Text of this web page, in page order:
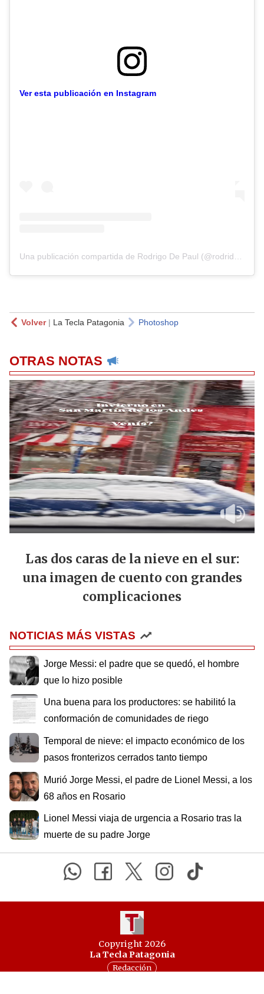
Ver esta publicación en Instagram
Volver| La Tecla Patagonia Photoshop
OTRAS NOTAS
Las dos caras de la nieve en el sur:
una imagen de cuento con grandes
complicaciones
NOTICIAS MÁS VISTAS
Jorge Messi: el padre que se quedó, el hombre
que lo hizo posible
Una buena para los productores: se habilitó la
conformación de comunidades de riego
Temporal de nieve: el impacto económico de los
pasos fronterizos cerrados tanto tiempo
Murió Jorge Messi, el padre de Lionel Messi, a los
68 años en Rosario
Lionel Messi viaja de urgencia a Rosario tras la
muerte de su padre Jorge
Copyright 2026
La Tecla Patagonia
Redacción